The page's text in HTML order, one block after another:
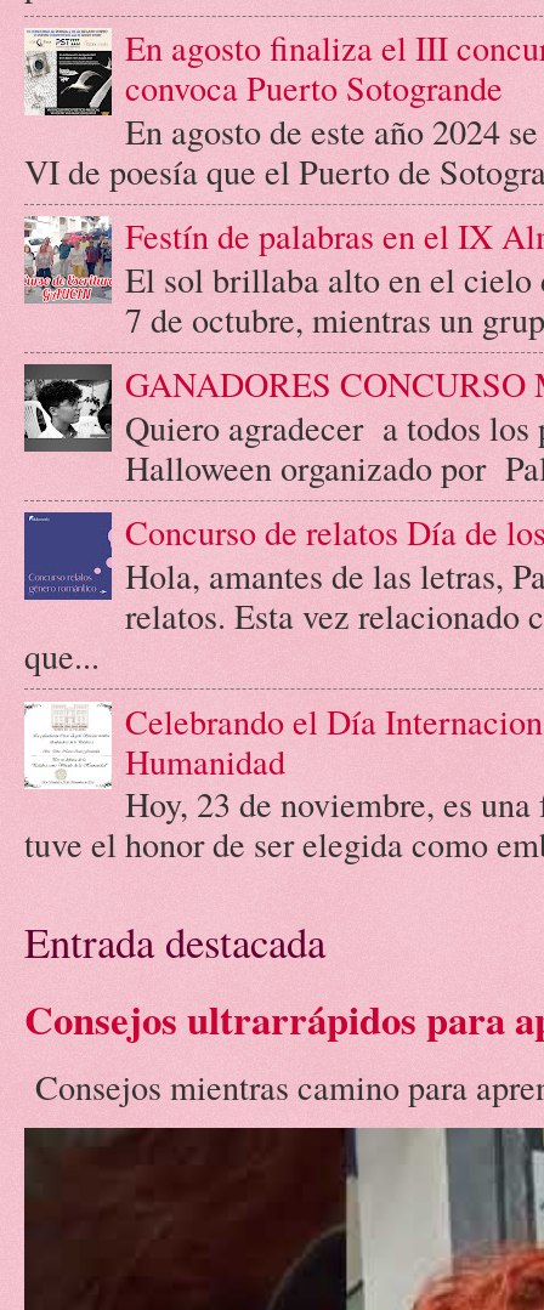
En agosto finaliza el III
convoca Puerto Sotogrande
En agosto de este año 2024
VI de poesía que el Puerto de
Festín de palabras en el IX
El sol brillaba alto en el cielo
7 de octubre, mientras un
GANADORES
Quiero agradecer a todos
Halloween organizado por
Concurso de relatos Día de
Hola, amantes de las letras,
relatos. Esta vez relacionado
que...
Celebrando el Día
Humanidad
Hoy, 23 de noviembre, es
tuve el honor de ser elegida como
Entrada destacada
Consejos ultrarrápidos para
Consejos mientras camino para